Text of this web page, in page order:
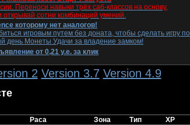
Переноси навыки трёх саб-классов на основу,
открывай сотни комбинаций умений.
которому нет аналогов!
игровым путем без доната, чтобы сделать игру по
день Монеты Удачи за владение замком!
от 0,21 у.е. за клик
2 Version 3.7 Version 4.9
Раса Зона Тип
XP